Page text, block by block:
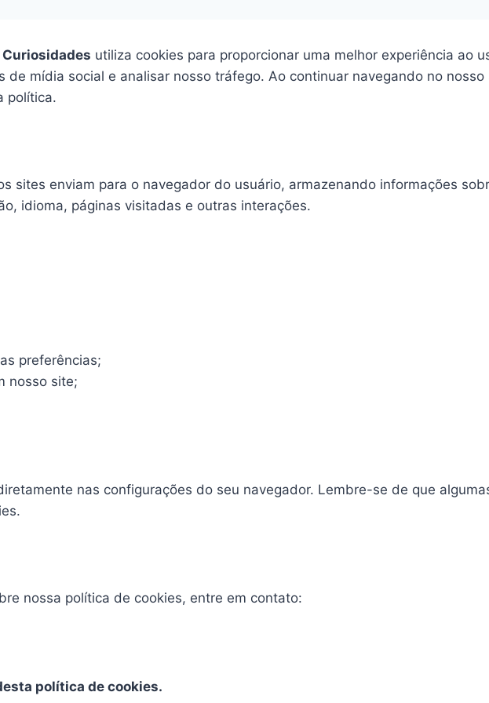
Curiosidades utiliza cookies para proporcionar uma melhor experiência ao
mídia social e analisar nosso tráfego. Ao continuar navegando no
política.
sites enviam para o navegador do usuário, armazenando informações
idioma, páginas visitadas e outras interações.
preferências;
nosso site;
nas configurações do seu navegador. Lembre-se de que
nossa política de cookies, entre em contato:
política de cookies.